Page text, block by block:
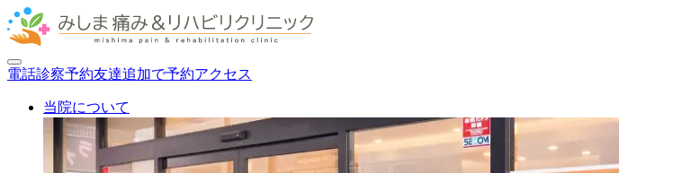
電話診察予約友達追加で予約アクセス
当院について